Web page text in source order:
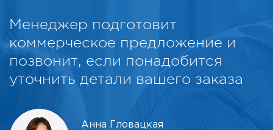
Менеджер подготовит
коммерческое предложение и
позвонит, если понадобится
уточнить детали вашего заказа
Анна Гловацкая